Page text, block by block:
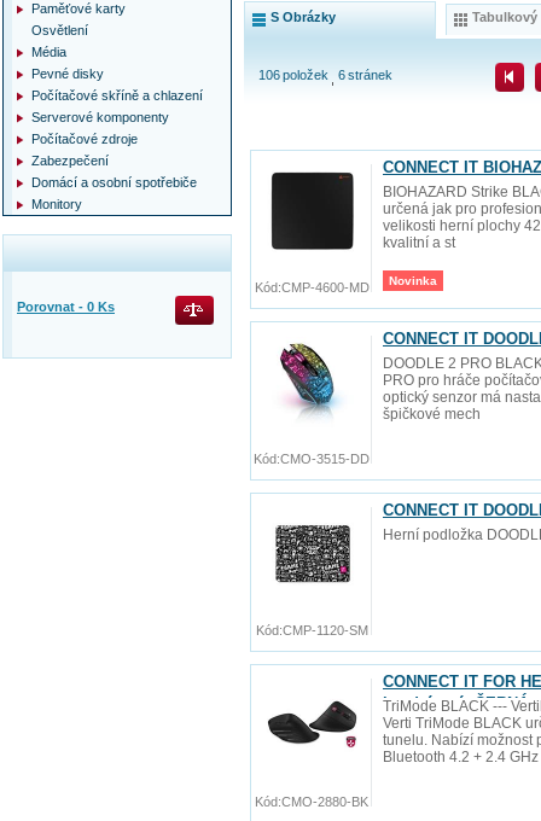
S Obrázky Tabulkový
106položek 6stránek
CONNECT IT
BIOHAZARD Strike
určená jak pro
velikosti herní plochy
kvalitní a st
Novinka
Kód:CMP-4600-MD
CONNECT IT
DOODLE 2 PRO
PRO pro hráče
optický senzor má
špičkové mech
Kód:CMO-3515-DD
CONNECT IT
Herní podložka
Kód:CMP-1120-SM
CONNECT IT FOR
bezdrátová, ČERNÁ
TriMode BLACK ---
Verti TriMode BLACK
tunelu. Nabízí možnost
Bluetooth 4.2 + 2.4 GHz
Kód:CMO-2880-BK
Paměťové karty
Osvětlení
Média
Pevné disky
Počítačové skříně a chlazení
Serverové komponenty
Počítačové zdroje
Zabezpečení
Domácí a osobní spotřebiče
Monitory
Porovnat - 0 Ks